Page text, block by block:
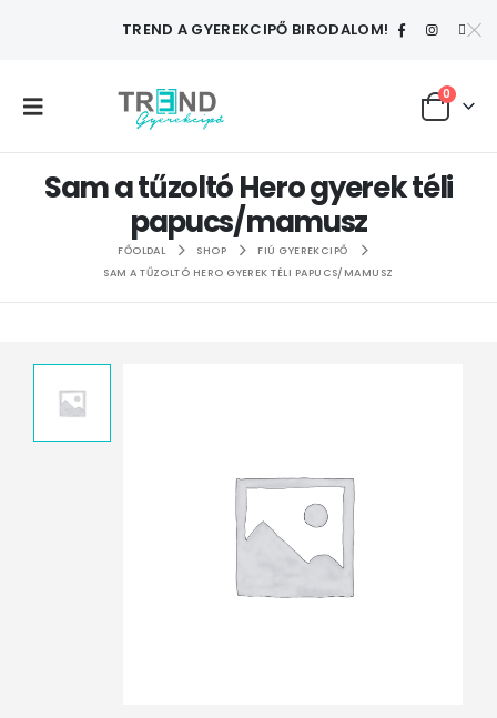
TREND A GYEREKCIPŐ BIRODALOM!
0
Sam a tűzoltó Hero gyerek téli
papucs/mamusz
FŐOLDAL SHOP
FIÚ GYEREKCIPŐ
SAM A TŰZOLTÓ HERO GYEREK TÉLI PAPUCS/MAMUSZ